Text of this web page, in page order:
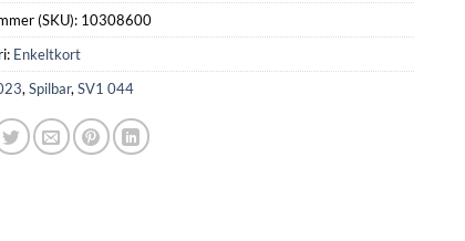
(SKU): 10308600
Enkeltkort
, Spilbar, SV1 044